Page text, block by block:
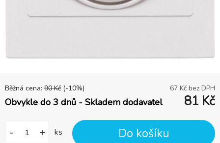
Běžná cena: 90 Kč (-10%) 67 Kč bez DPH
Obvykle do 3 dnů - Skladem dodavatel 81 Kč
- + ks Do košíku